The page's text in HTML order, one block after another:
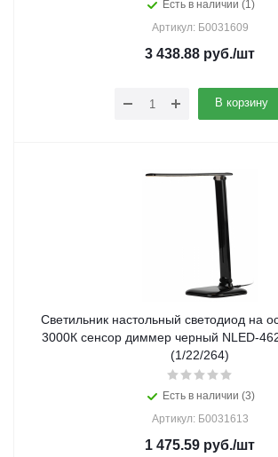
Есть в наличии (1)
Артикул: Б0031609
3 438.88 руб./шт
В корзину
Светильник настольный светодиод на
3000К сенсор диммер черный NLED-
(1/22/264)
Есть в наличии (3)
Артикул: Б0031613
1 475.59 руб./шт